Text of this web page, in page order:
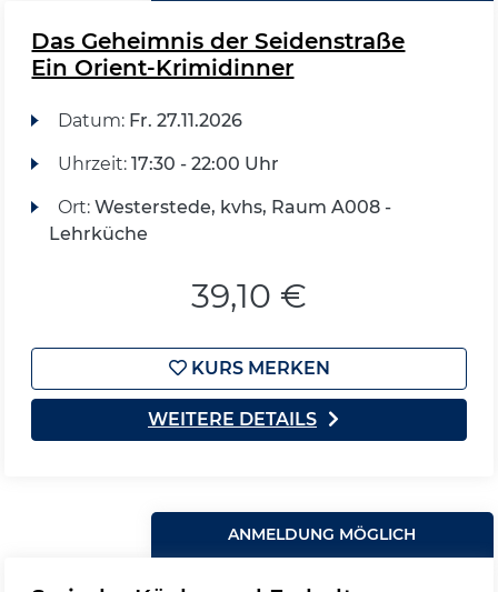
Das Geheimnis der Seidenstraße
Ein Orient-Krimidinner
Datum: Fr. 27.11.2026
Uhrzeit: 17:30 - 22:00 Uhr
Ort: Westerstede, kvhs, Raum A008 -
Lehrküche
39,10 €
KURS MERKEN
WEITERE DETAILS
ANMELDUNG MÖGLICH